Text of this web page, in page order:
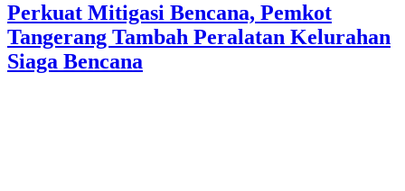
Perkuat Mitigasi Bencana, Pemkot
Tangerang Tambah Peralatan Kelurahan
Siaga Bencana